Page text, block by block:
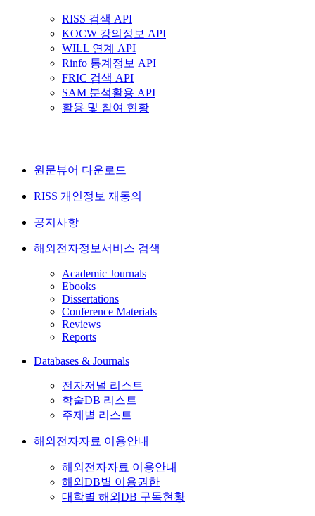
RISS 검색 API
KOCW 강의정보 API
WILL 연계 API
Rinfo 통계정보 API
FRIC 검색 API
SAM 분석활용 API
활용 및 참여 현황
원문뷰어 다운로드
RISS 개인정보 재동의
공지사항
해외전자정보서비스 검색
Academic Journals
Ebooks
Dissertations
Conference Materials
Reviews
Reports
Databases & Journals
전자저널 리스트
학술DB 리스트
주제별 리스트
해외전자자료 이용안내
해외전자자료 이용안내
해외DB별 이용권한
대학별 해외DB 구독현황